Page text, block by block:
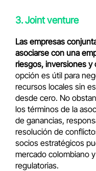
3. Joint venture
Las empresas
asociarse con una
riesgos, inversiones y
opción es útil para
recursos locales sin
desde cero. No
los términos de la
de ganancias,
resolución de
socios estratégicos
mercado colombiano
regulatorias.